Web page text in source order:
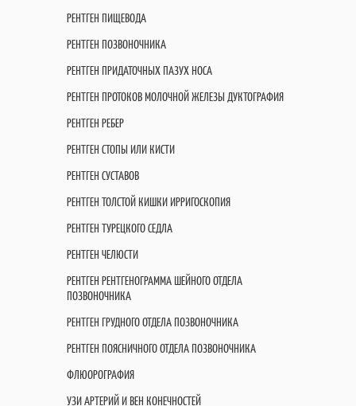
РЕНТГЕН ПИЩЕВОДА
РЕНТГЕН ПОЗВОНОЧНИКА
РЕНТГЕН ПРИДАТОЧНЫХ ПАЗУХ НОСА
РЕНТГЕН ПРОТОКОВ МОЛОЧНОЙ ЖЕЛЕЗЫ ДУКТОГРАФИЯ
РЕНТГЕН РЕБЕР
РЕНТГЕН СТОПЫ ИЛИ КИСТИ
РЕНТГЕН СУСТАВОВ
РЕНТГЕН ТОЛСТОЙ КИШКИ ИРРИГОСКОПИЯ
РЕНТГЕН ТУРЕЦКОГО СЕДЛА
РЕНТГЕН ЧЕЛЮСТИ
РЕНТГЕН РЕНТГЕНОГРАММА ШЕЙНОГО ОТДЕЛА
ПОЗВОНОЧНИКА
РЕНТГЕН ГРУДНОГО ОТДЕЛА ПОЗВОНОЧНИКА
РЕНТГЕН ПОЯСНИЧНОГО ОТДЕЛА ПОЗВОНОЧНИКА
ФЛЮОРОГРАФИЯ
УЗИ АРТЕРИЙ И ВЕН КОНЕЧНОСТЕЙ